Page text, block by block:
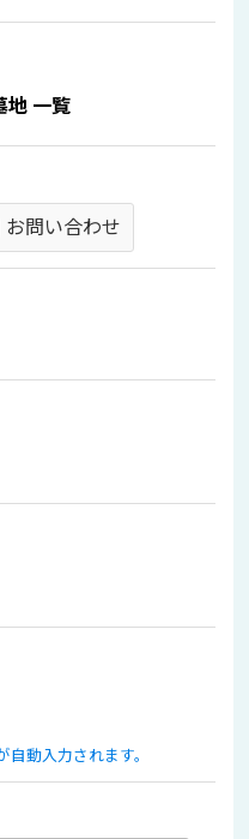
お問い合わせ
動入力されます。